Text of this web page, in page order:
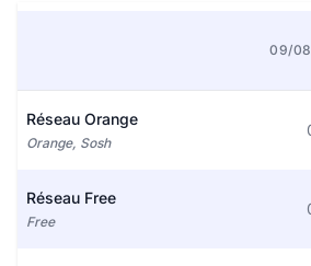
09/
Réseau Orange
Orange, Sosh
Réseau Free
Free